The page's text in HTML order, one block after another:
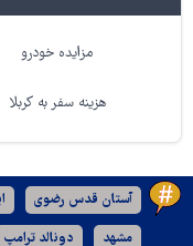
مزایده خودرو
هزینه سفر به کربلا
آستان قدس رضوی
مشهد دونالد ترامپ